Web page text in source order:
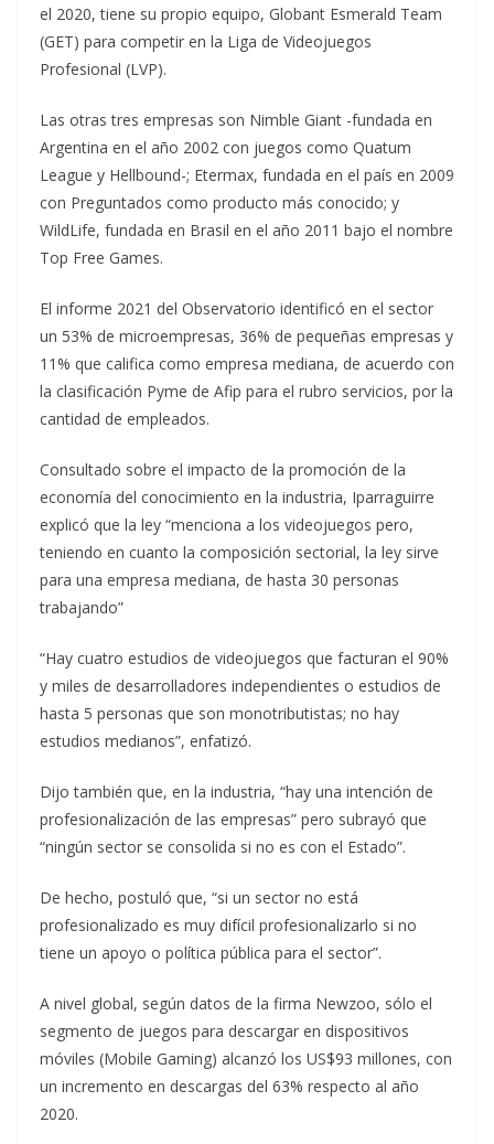
el 2020, tiene su propio equipo, Globant Esmerald Team
(GET) para competir en la Liga de Videojuegos
Profesional (LVP).
Las otras tres empresas son Nimble Giant -fundada en
Argentina en el año 2002 con juegos como Quatum
League y Hellbound-; Etermax, fundada en el país en 2009
con Preguntados como producto más conocido; y
WildLife, fundada en Brasil en el año 2011 bajo el nombre
Top Free Games.
El informe 2021 del Observatorio identificó en el sector
un 53% de microempresas, 36% de pequeñas empresas y
11% que califica como empresa mediana, de acuerdo con
la clasificación Pyme de Afip para el rubro servicios, por la
cantidad de empleados.
Consultado sobre el impacto de la promoción de la
economía del conocimiento en la industria, Iparraguirre
explicó que la ley “menciona a los videojuegos pero,
teniendo en cuanto la composición sectorial, la ley sirve
para una empresa mediana, de hasta 30 personas
trabajando”
“Hay cuatro estudios de videojuegos que facturan el 90%
y miles de desarrolladores independientes o estudios de
hasta 5 personas que son monotributistas; no hay
estudios medianos”, enfatizó.
Dijo también que, en la industria, “hay una intención de
profesionalización de las empresas” pero subrayó que
“ningún sector se consolida si no es con el Estado”.
De hecho, postuló que, “si un sector no está
profesionalizado es muy difícil profesionalizarlo si no
tiene un apoyo o política pública para el sector”.
A nivel global, según datos de la firma Newzoo, sólo el
segmento de juegos para descargar en dispositivos
móviles (Mobile Gaming) alcanzó los US$93 millones, con
un incremento en descargas del 63% respecto al año
2020.